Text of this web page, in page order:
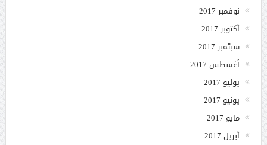
نوفمبر 2017
أكتوبر 2017
سبتمبر 2017
أغسطس 2017
يوليو 2017
يونيو 2017
مايو 2017
أبريل 2017